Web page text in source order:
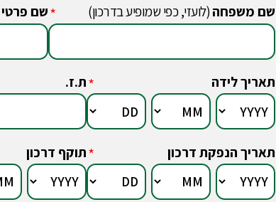
שם משפחה(לועזי, כפי שמופיע בדרכון) *שם פרטי
תאריך לידה *ת.ז.
תאריך הנפקת דרכון *תוקף דרכון